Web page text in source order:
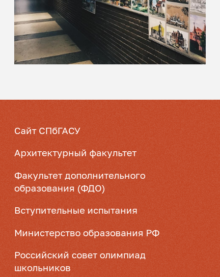
Сайт СПбГАСУ
Архитектурный факультет
Факультет дополнительного
образования (ФДО)
Вступительные испытания
Министерство образования РФ
Российский совет олимпиад
школьников